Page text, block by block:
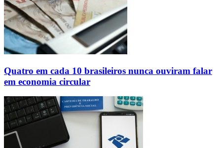
Quatro em cada 10 brasileiros nunca ouviram falar
em economia circular